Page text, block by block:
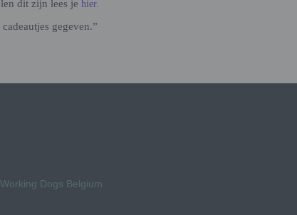
dit zijn lees je hier.
gegeven.”
Dogs Belgium